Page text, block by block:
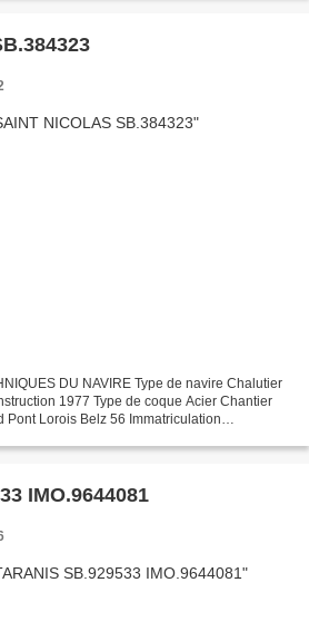
NICOLAS SB.384323
DU NAVIRE Type de navire Chalutier
1977 Type de coque Acier Chantier
Pont Lorois Belz 56 Immatriculation
TARANIS SB.929533 IMO.9644081